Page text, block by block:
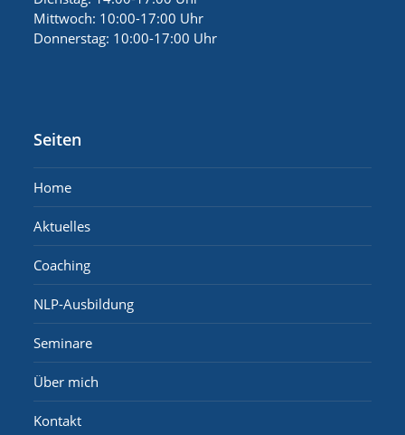
Mittwoch: 10:00-17:00 Uhr
Donnerstag: 10:00-17:00 Uhr
Seiten
Home
Aktuelles
Coaching
NLP-Ausbildung
Seminare
Über mich
Kontakt